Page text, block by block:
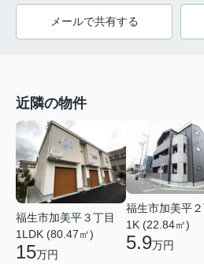
メールで共有する
近隣の物件
福生市加美平３丁目
1LDK (80.47㎡)
15万円
福生市加美平２
1K (22.84㎡)
5.9万円